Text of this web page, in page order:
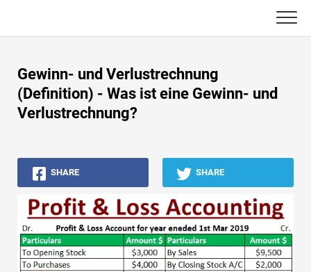
content
Buchhaltungs-Tutorials
Asset Management-Tutorials
Excel, VBA & Power BI
Investment Banking Tutorials
Top Bücher
Finanzkarriere-Leitfäden
Gewinn- und Verlustrechnung
(Definition) - Was ist eine Gewinn- und
Verlustrechnung?
SHARE SHARE